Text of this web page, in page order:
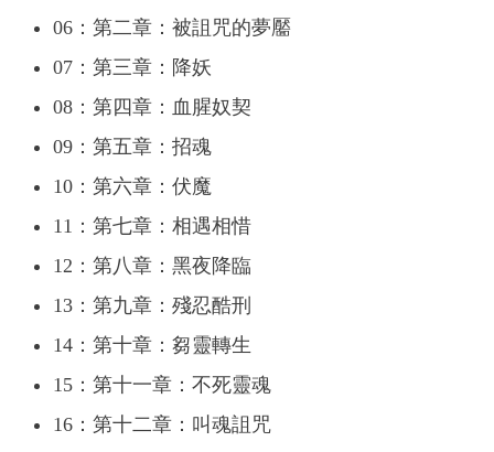
06：第二章：被詛咒的夢靨
07：第三章：降妖
08：第四章：血腥奴契
09：第五章：招魂
10：第六章：伏魔
11：第七章：相遇相惜
12：第八章：黑夜降臨
13：第九章：殘忍酷刑
14：第十章：芻靈轉生
15：第十一章：不死靈魂
16：第十二章：叫魂詛咒